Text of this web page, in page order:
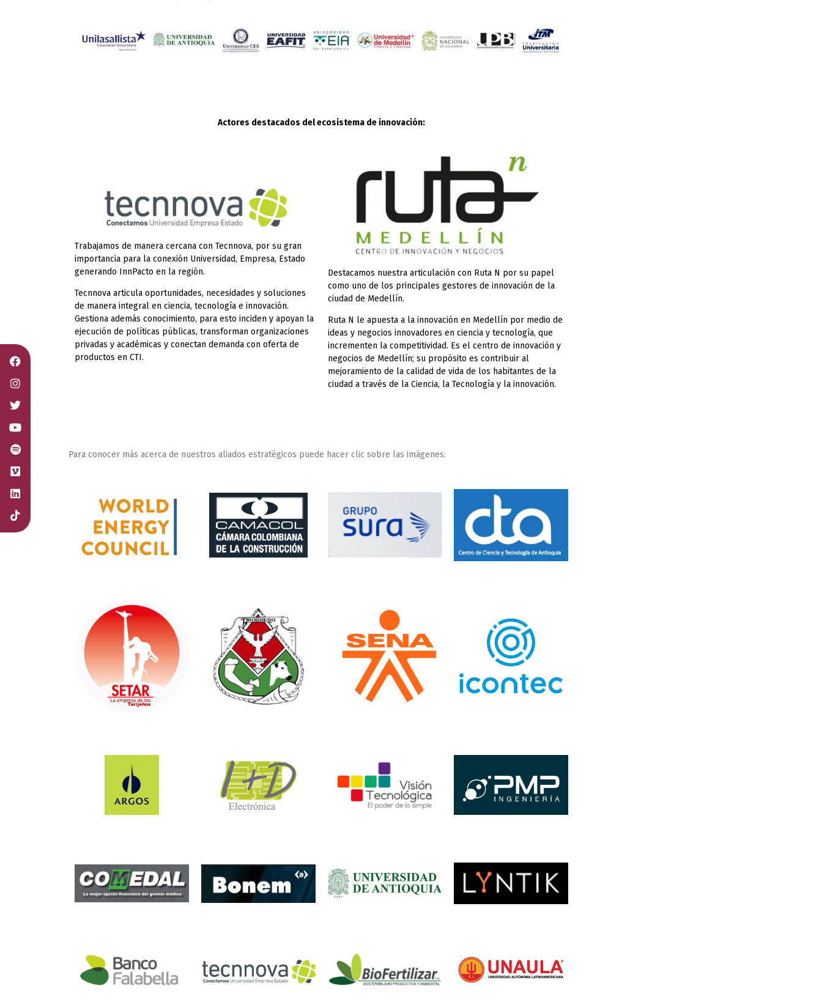
Actores destacados del ecosistema de innovación:
Trabajamos de manera cercana con Tecnnova, por su gran
importancia para la conexión Universidad, Empresa, Estado
generando InnPacto en la región.
Tecnnova articula oportunidades, necesidades y soluciones
de manera integral en ciencia, tecnología e innovación.
Gestiona además conocimiento, para esto inciden y apoyan la
ejecución de políticas públicas, transforman organizaciones
privadas y académicas y conectan demanda con oferta de
productos en CTI.
Destacamos nuestra articulación con Ruta N por su papel
como uno de los principales gestores de innovación de la
ciudad de Medellín.
Ruta N le apuesta a la innovación en Medellín por medio de
ideas y negocios innovadores en ciencia y tecnología, que
incrementen la competitividad. Es el centro de innovación y
negocios de Medellín; su propósito es contribuir al
mejoramiento de la calidad de vida de los habitantes de la
ciudad a través de la Ciencia, la Tecnología y la innovación.
Para conocer más acerca de nuestros aliados estratégicos puede hacer clic sobre las imágenes: